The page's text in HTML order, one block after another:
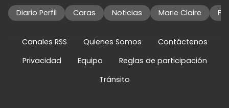
Diario Perfil Caras Noticias Marie Claire
Canales RSS Quienes Somos
Contáctenos
Privacidad
Equipo
Reglas de participación
Tránsito